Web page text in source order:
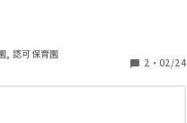
別室に移動したリーダーがタ
ってしまったらしく、保育
送れませんでした。それでも
なきゃってなるだろうから、
て特に声をかけに行かなかっ
, 認可保育園
2 ・ 02/24